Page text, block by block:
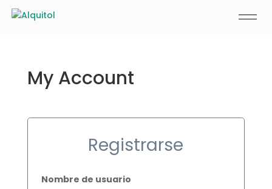
My Account
Registrarse
Nombre de usuario